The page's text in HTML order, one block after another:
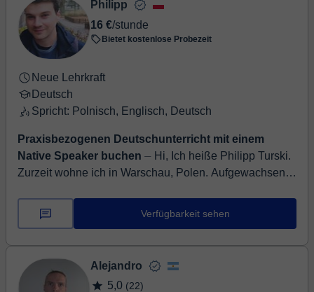
Philipp
16 €/stunde
Bietet kostenlose Probezeit
Neue Lehrkraft
Deutsch
Spricht: Polnisch, Englisch, Deutsch
Praxisbezogenen Deutschunterricht mit einem
Native Speaker buchen ⏤ Hi, Ich heiße Philipp Turski.
Zurzeit wohne ich in Warschau, Polen. Aufgewachsen
biete Deutschunte...
Verfügbarkeit sehen
Alejandro
5,0 (22)